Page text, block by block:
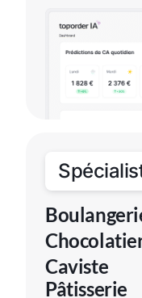
Caviste
Pâtisserie